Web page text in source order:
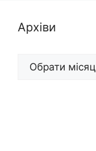
Архіви
Архіви